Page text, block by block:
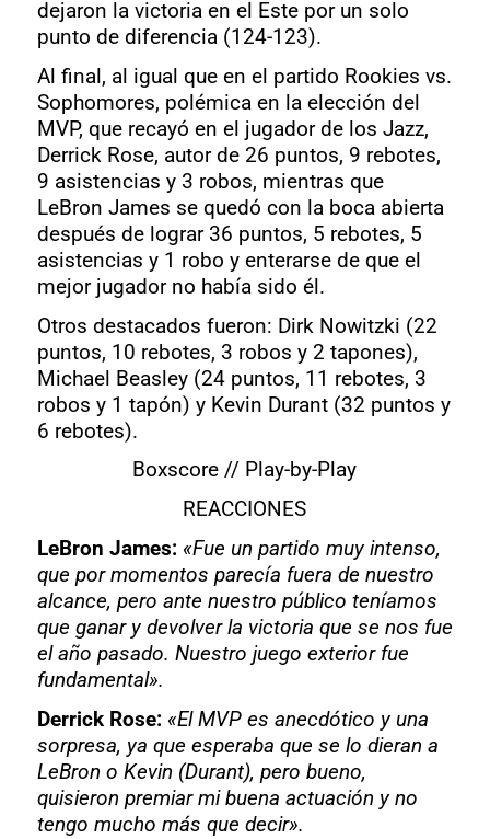
dejaron la victoria en el Este por un solo
punto de diferencia (124-123).
Al final, al igual que en el partido Rookies vs.
Sophomores, polémica en la elección del
MVP, que recayó en el jugador de los Jazz,
Derrick Rose, autor de 26 puntos, 9 rebotes,
9 asistencias y 3 robos, mientras que
LeBron James se quedó con la boca abierta
después de lograr 36 puntos, 5 rebotes, 5
asistencias y 1 robo y enterarse de que el
mejor jugador no había sido él.
Otros destacados fueron: Dirk Nowitzki (22
puntos, 10 rebotes, 3 robos y 2 tapones),
Michael Beasley (24 puntos, 11 rebotes, 3
robos y 1 tapón) y Kevin Durant (32 puntos y
6 rebotes).
Boxscore // Play-by-Play
REACCIONES
LeBron James: «Fue un partido muy intenso,
que por momentos parecía fuera de nuestro
alcance, pero ante nuestro público teníamos
que ganar y devolver la victoria que se nos fue
el año pasado. Nuestro juego exterior fue
fundamental».
Derrick Rose: «El MVP es anecdótico y una
sorpresa, ya que esperaba que se lo dieran a
LeBron o Kevin (Durant), pero bueno,
quisieron premiar mi buena actuación y no
tengo mucho más que decir».